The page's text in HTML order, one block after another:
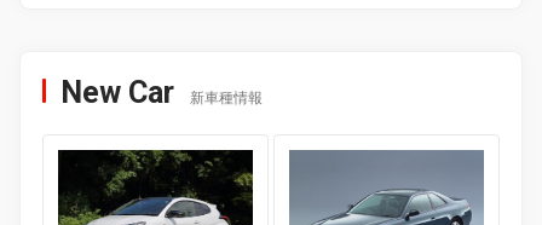
New Car 新車種情報